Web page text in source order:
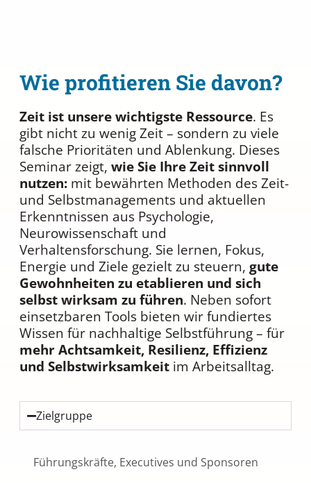
Wie profitieren Sie davon?
Zeit ist unsere wichtigste Ressource. Es
gibt nicht zu wenig Zeit – sondern zu viele
falsche Prioritäten und Ablenkung. Dieses
Seminar zeigt, wie Sie Ihre Zeit sinnvoll
nutzen: mit bewährten Methoden des Zeit-
und Selbstmanagements und aktuellen
Erkenntnissen aus Psychologie,
Neurowissenschaft und
Verhaltensforschung. Sie lernen, Fokus,
Energie und Ziele gezielt zu steuern, gute
Gewohnheiten zu etablieren und sich
selbst wirksam zu führen. Neben sofort
einsetzbaren Tools bieten wir fundiertes
Wissen für nachhaltige Selbstführung – für
mehr Achtsamkeit, Resilienz, Effizienz
und Selbstwirksamkeit im Arbeitsalltag.
Zielgruppe
Führungskräfte, Executives und Sponsoren